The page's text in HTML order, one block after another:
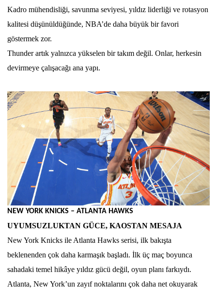
Kadro mühendisliği, savunma seviyesi, yıldız liderliği ve rotasyon
kalitesi düşünüldüğünde, NBA’de daha büyük bir favori
göstermek zor.
Thunder artık yalnızca yükselen bir takım değil. Onlar, herkesin
devirmeye çalışacağı ana yapı.
NEW YORK KNICKS – ATLANTA HAWKS
UYUMSUZLUKTAN GÜCE, KAOSTAN MESAJA
New York Knicks ile Atlanta Hawks serisi, ilk bakışta
beklenenden çok daha karmaşık başladı. İlk üç maç boyunca
sahadaki temel hikâye yıldız gücü değil, oyun planı farkıydı.
Atlanta, New York’un zayıf noktalarını çok daha net okuyarak